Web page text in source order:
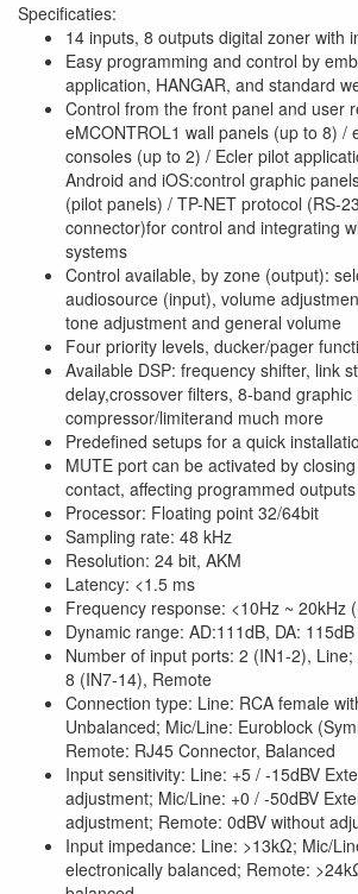
Specificaties:
14 inputs, 8 outputs digital zoner with
Easy programming and control by
application, HANGAR, and standard
Control from the front panel and user
eMCONTROL1 wall panels (up to 8) /
consoles (up to 2) / Ecler pilot
Android and iOS:control graphic
(pilot panels) / TP-NET protocol (RS-
connector)for control and integrating
systems
Control available, by zone (output):
audiosource (input), volume
tone adjustment and general volume
Four priority levels, ducker/pager
Available DSP: frequency shifter, link
delay,crossover filters, 8-band graphic
compressor/limiterand much more
Predefined setups for a quick
MUTE port can be activated by
contact, affecting programmed
Processor: Floating point 32/64bit
Sampling rate: 48 kHz
Resolution: 24 bit, AKM
Latency: <1.5 ms
Frequency response: <10Hz ~ 20kHz
Dynamic range: AD:111dB, DA: 115dB
Number of input ports: 2 (IN1-2),
8 (IN7-14), Remote
Connection type: Line: RCA female
Unbalanced; Mic/Line: Euroblock
Remote: RJ45 Connector, Balanced
Input sensitivity: Line: +5 / -15dBV
adjustment; Mic/Line: +0 / -50dBV
adjustment; Remote: 0dBV without
Input impedance: Line: >13kΩ; Mic/
electronically balanced; Remote: